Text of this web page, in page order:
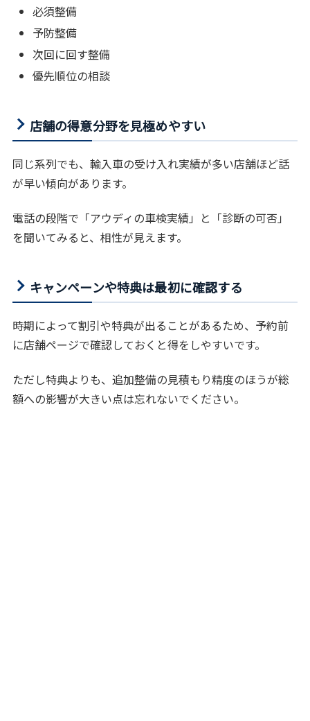
必須整備
予防整備
次回に回す整備
優先順位の相談
店舗の得意分野を見極めやすい
同じ系列でも、輸入車の受け入れ実績が多い店舗ほど話
が早い傾向があります。
電話の段階で「アウディの車検実績」と「診断の可否」
を聞いてみると、相性が見えます。
キャンペーンや特典は最初に確認する
時期によって割引や特典が出ることがあるため、予約前
に店舗ページで確認しておくと得をしやすいです。
ただし特典よりも、追加整備の見積もり精度のほうが総
額への影響が大きい点は忘れないでください。